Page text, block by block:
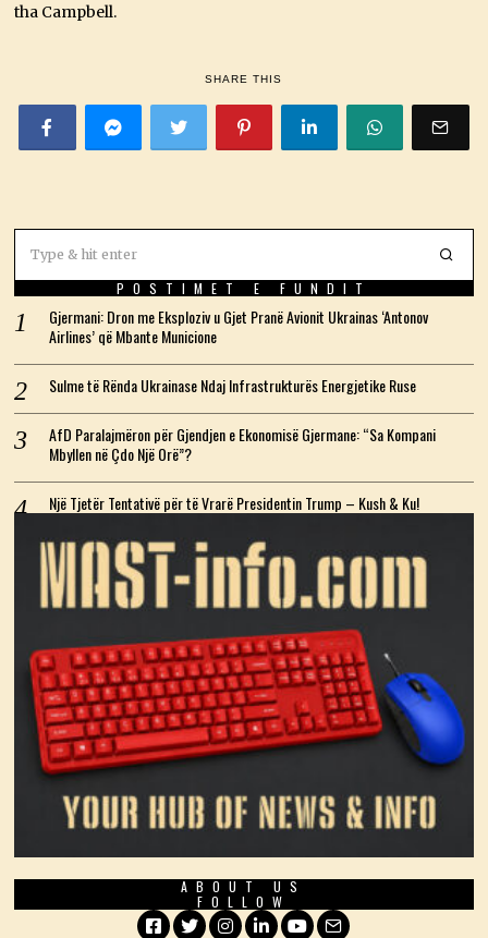
tha Campbell.
SHARE THIS
POSTIMET E FUNDIT
Gjermani: Dron me Eksploziv u Gjet Pranë Avionit Ukrainas ‘Antonov
Airlines’ që Mbante Municione
Sulme të Rënda Ukrainase Ndaj Infrastrukturës Energjetike Ruse
AfD Paralajmëron për Gjendjen e Ekonomisë Gjermane: “Sa Kompani
Mbyllen në Çdo Një Orë”?
Një Tjetër Tentativë për të Vrarë Presidentin Trump – Kush & Ku!
ABOUT US
FOLLOW